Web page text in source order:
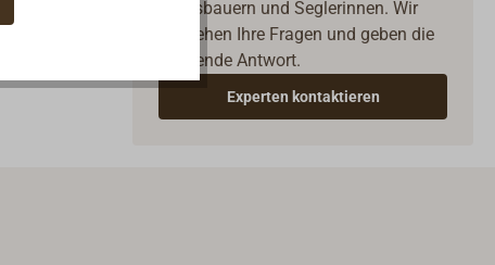
Bootsbauern und Seglerinnen. Wir
verstehen Ihre Fragen und geben die
passende Antwort.
Experten kontaktieren